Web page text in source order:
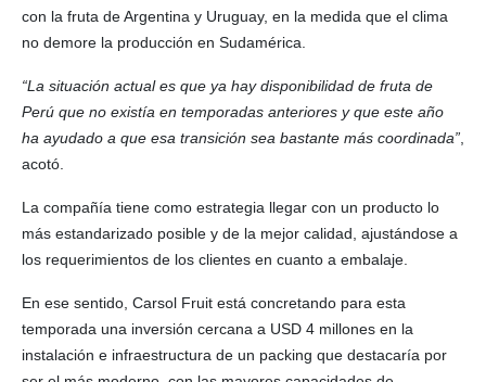
con la fruta de Argentina y Uruguay, en la medida que el clima
no demore la producción en Sudamérica.
“La situación actual es que ya hay disponibilidad de fruta de
Perú que no existía en temporadas anteriores y que este año
ha ayudado a que esa transición sea bastante más coordinada”
acotó.
La compañía tiene como estrategia llegar con un producto lo
más estandarizado posible y de la mejor calidad, ajustándose a
los requerimientos de los clientes en cuanto a embalaje.
En ese sentido, Carsol Fruit está concretando para esta
temporada una inversión cercana a USD 4 millones en la
instalación e infraestructura de un packing que destacaría por